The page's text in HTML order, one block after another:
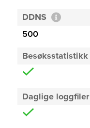
DDNS
500
Besøksstatistikk
Daglige loggfiler